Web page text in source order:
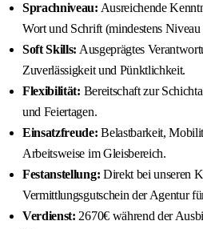
Sprachniveau: Ausreichende
Wort und Schrift (mindestens
Soft Skills: Ausgeprägtes
Zuverlässigkeit und Pünktlichkeit.
Flexibilität: Bereitschaft zur
und Feiertagen.
Einsatzfreude: Belastbarkeit,
Arbeitsweise im Gleisbereich.
Festanstellung: Direkt bei unseren
Vermittlungsgutschein der Agentur
Verdienst: 2670€ während der